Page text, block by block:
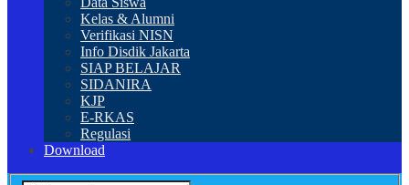
Kelas & Alumni
Verifikasi NISN
Info Disdik Jakarta
SIAP BELAJAR
SIDANIRA
KJP
E-RKAS
Regulasi
Download